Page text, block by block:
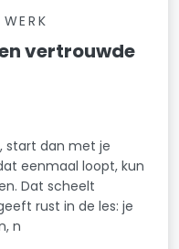
vertrouwde
start dan met je
eenmaal loopt, kun
Dat scheelt
rust in de les: je
n